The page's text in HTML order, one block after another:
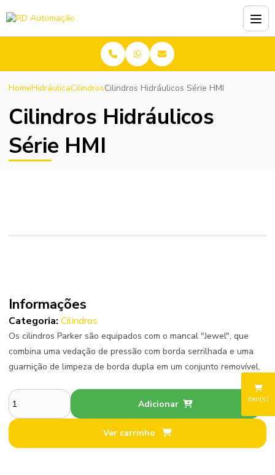
iten(s)
HomeHidráulicaCilindrosCilindros Hidráulicos Série HMI
Cilindros Hidráulicos
Série HMI
Informações
Categoria: Cilindros
Os cilindros Parker são equipados com o mancal "Jewel", que
combina uma vedação de pressão com borda serrilhada e uma
guarnição de limpeza de borda dupla em um conjunto removível.
Adicionar
Ver carrinho